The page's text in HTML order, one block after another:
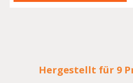
Hergestellt für 9